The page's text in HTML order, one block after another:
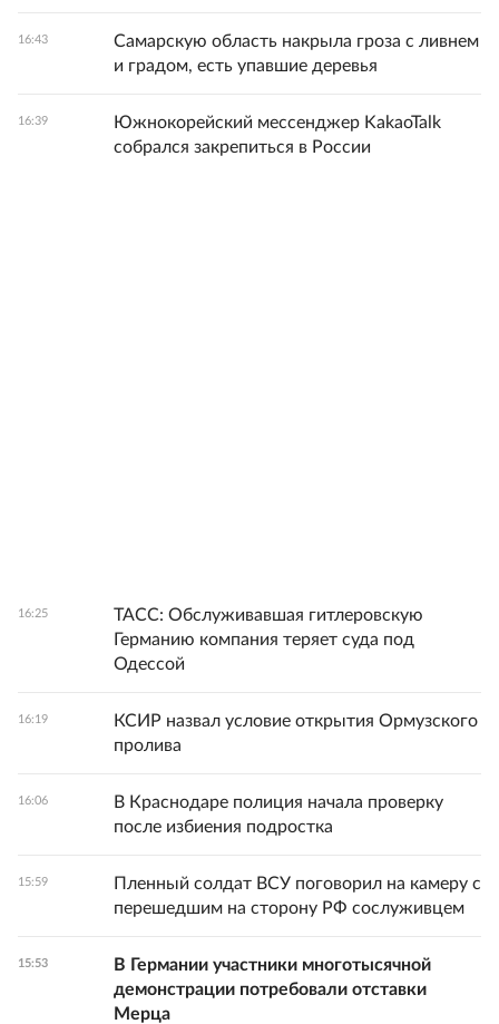
16:43
Самарскую область накрыла гроза с ливнем
и градом, есть упавшие деревья
16:39
Южнокорейский мессенджер KakaoTalk
собрался закрепиться в России
16:25
ТАСС: Обслуживавшая гитлеровскую
Германию компания теряет суда под
Одессой
16:19
КСИР назвал условие открытия Ормузского
пролива
16:06
В Краснодаре полиция начала проверку
после избиения подростка
15:59
Пленный солдат ВСУ поговорил на камеру с
перешедшим на сторону РФ сослуживцем
15:53
В Германии участники многотысячной
демонстрации потребовали отставки
Мерца